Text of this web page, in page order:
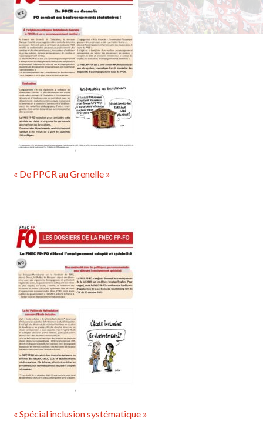
« De PPCR au Grenelle »
« Spécial inclusion systématique »